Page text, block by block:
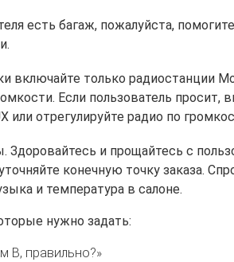
есть багаж, пожалуйста,
включайте только радиостанции
Если пользователь просит,
или отрегулируйте радио по
Здоровайтесь и прощайтесь с
конечную точку заказа.
и температура в салоне.
нужно задать:
В, правильно?»